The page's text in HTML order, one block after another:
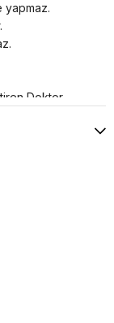
yapmaz.
Doktor
oturan ve
kullanıcıya
sorunu
bir arada
büyüktür.